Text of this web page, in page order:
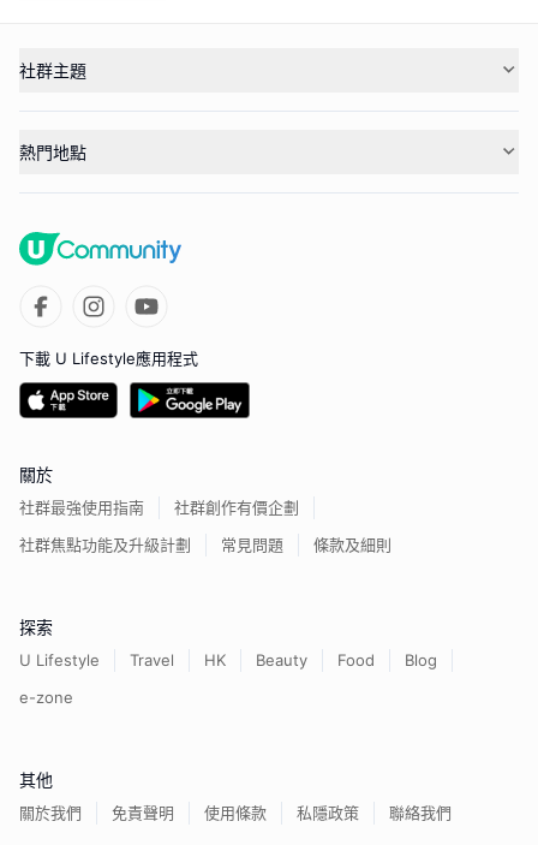
社群主題
熱門地點
下載 U Lifestyle應用程式
關於
社群最強使用指南
社群創作有價企劃
社群焦點功能及升級計劃
常見問題 條款及細則
探索
U Lifestyle Travel HK Beauty Food
Blog
e-zone
其他
關於我們 免責聲明 使用條款 私隱政策 聯絡我們